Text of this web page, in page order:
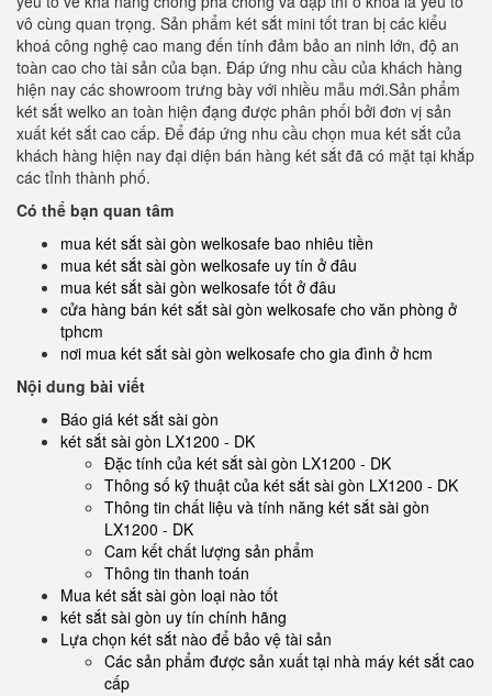
vô cùng quan trọng. Sản phẩm két sắt mini tốt tran bị các kiểu
khoá công nghệ cao mang đến tính đảm bảo an ninh lớn, độ an
toàn cao cho tài sản của bạn. Đáp ứng nhu cầu của khách hàng
hiện nay các showroom trưng bày với nhiều mẫu mới.Sản phẩm
két sắt welko an toàn hiện đạng được phân phối bởi đơn vị sản
xuất két sắt cao cấp. Để đáp ứng nhu cầu chọn mua két sắt của
khách hàng hiện nay đại diện bán hàng két sắt đã có mặt tại khắp
các tỉnh thành phố.
Có thể bạn quan tâm
mua két sắt sài gòn welkosafe bao nhiêu tiền
mua két sắt sài gòn welkosafe uy tín ở đâu
mua két sắt sài gòn welkosafe tốt ở đâu
cửa hàng bán két sắt sài gòn welkosafe cho văn phòng ở
tphcm
nơi mua két sắt sài gòn welkosafe cho gia đình ở hcm
Nội dung bài viết
Báo giá két sắt sài gòn
két sắt sài gòn LX1200 - DK
Đặc tính của két sắt sài gòn LX1200 - DK
Thông số kỹ thuật của két sắt sài gòn LX1200 - DK
Thông tin chất liệu và tính năng két sắt sài gòn
LX1200 - DK
Cam kết chất lượng sản phẩm
Thông tin thanh toán
Mua két sắt sài gòn loại nào tốt
két sắt sài gòn uy tín chính hãng
Lựa chọn két sắt nào để bảo vệ tài sản
Các sản phẩm được sản xuất tại nhà máy két sắt cao
cấp